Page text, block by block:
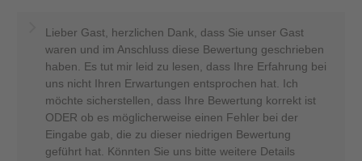
Lieber Gast, herzlichen Dank, dass Sie unser Gast
waren und im Anschluss diese Bewertung geschrieben
haben. Es tut mir leid zu lesen, dass Ihre Erfahrung bei
uns nicht Ihren Erwartungen entsprochen hat. Ich
möchte sicherstellen, dass Ihre Bewertung korrekt ist
ODER ob es möglicherweise einen Fehler bei der
Eingabe gab, die zu dieser niedrigen Bewertung
geführt hat. Könnten Sie uns bitte weitere Details